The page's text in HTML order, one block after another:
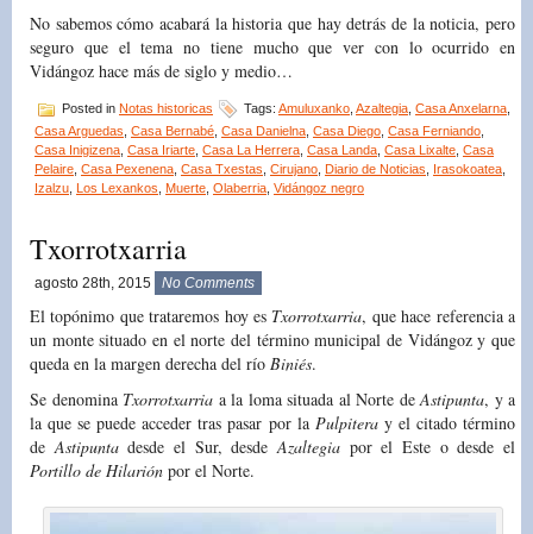
No sabemos cómo acabará la historia que hay detrás de la noticia, pero
seguro que el tema no tiene mucho que ver con lo ocurrido en
Vidángoz hace más de siglo y medio…
Posted in Notas historicas Tags: Amuluxanko Azaltegia Casa Anxelarna
Casa Arguedas Casa Bernabé Casa Danielna Casa Diego Casa Ferniando
Casa Inigizena Casa Iriarte Casa La Herrera Casa Landa Casa Lixalte Casa
Pelaire Casa Pexenena Casa Txestas Cirujano Diario de Noticias Irasokoatea
Izalzu Los Lexankos Muerte Olaberria Vidángoz negro
Txorrotxarria
agosto 28th, 2015 No Comments
El topónimo que trataremos hoy es Txorrotxarria, que hace referencia a
un monte situado en el norte del término municipal de Vidángoz y que
queda en la margen derecha del río Biniés.
Se denomina Txorrotxarria a la loma situada al Norte deAstipunta, y a
la que se puede acceder tras pasar por la Pulpiteray el citado término
deAstipuntadesde el Sur, desdeAzaltegia por el Este o desde el
Portillo de Hilarión por el Norte.